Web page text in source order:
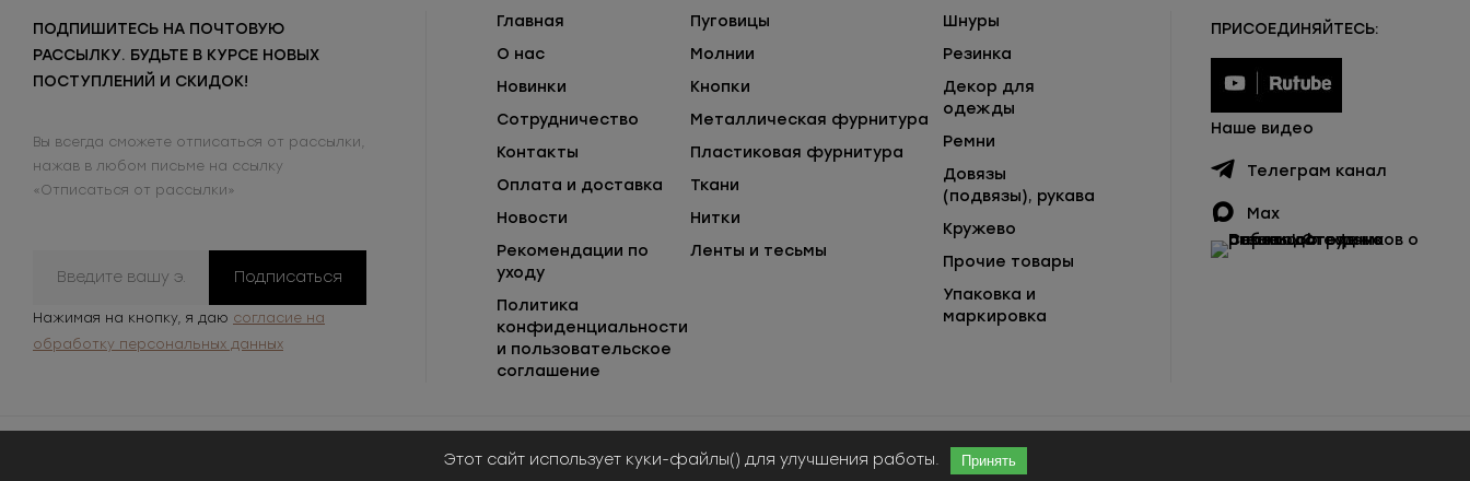
ПОДПИШИТЕСЬ НА ПОЧТОВУЮ
РАССЫЛКУ. БУДЬТЕ В КУРСЕ НОВЫХ
ПОСТУПЛЕНИЙ И СКИДОК!
Вы всегда сможете отписаться от рассылки,
нажав в любом письме на ссылку
«Отписаться от рассылки»
Подписаться
Нажимая на кнопку, я даю согласие на
обработку персональных данных
Главная
О нас
Новинки
Сотрудничество
Контакты
Оплата и доставка
Новости
Рекомендации по
уходу
Политика
конфиденциальности
и пользовательское
соглашение
Пуговицы
Молнии
Кнопки
Металлическая фурнитура
Пластиковая фурнитура
Ткани
Нитки
Ленты и тесьмы
Шнуры
Резинка
Декор для
одежды
Ремни
Довязы
(подвязы), рукава
Кружево
Прочие товары
Упаковка и
маркировка
ПРИСОЕДИНЯЙТЕСЬ:
Наше видео
Телеграм канал
Max
Публичная оферта © ООО «Сержио Стефано», 2026
Этот сайт использует куки-файлы() для улучшения работы. Принять